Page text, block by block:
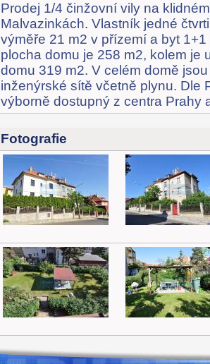
Prodej 1/4 činžovní vily na
Malvazinkách. Vlastník jedné
výměře 21 m2 v přízemí a byt
plocha domu je 258 m2, kolem
domu 319 m2. V celém domě
inženýrské sítě včetně plynu. Dle
výborně dostupný z centra Prahy
Fotografie